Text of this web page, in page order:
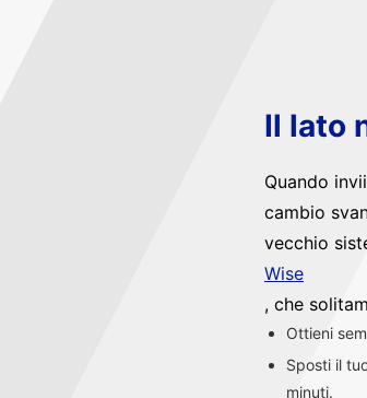
Il lato
Quando
cambio
vecchio
Wise
, che
Ottieni
Sposti il
minuti.